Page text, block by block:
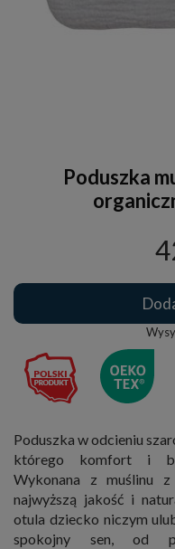
Poduszka
Poduszka w odcieniu
którego komfort i
Wykonana z muślinu
najwyższą jakość i
otula dziecko niczym
spokojny sen, od